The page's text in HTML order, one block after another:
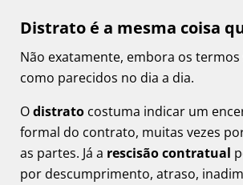
Distrato é a mesma coisa
Não exatamente, embora os termos
como parecidos no dia a dia.
Odistrato costuma indicar um
formal do contrato, muitas vezes
as partes. Já a rescisão contratual
por descumprimento, atraso,